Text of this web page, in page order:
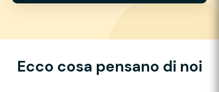
Ecco cosa pensano di noi